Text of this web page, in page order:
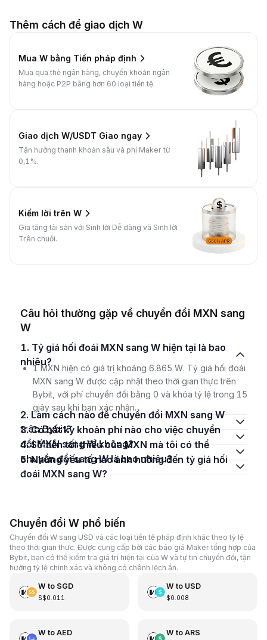
Thêm cách để giao dịch W
Mua W bằng Tiền pháp định
Mua qua thẻ ngân hàng, chuyển khoản ngân
hàng hoặc P2P bằng hơn 60 loại tiền tệ.
Giao dịch W/USDT Giao ngay
Tận hưởng thanh khoản sâu và phí Maker từ
0,1%.
Kiếm lời trên W
Gia tăng tài sản với Sinh lời Dễ dàng và Sinh lời
Trên chuỗi.
Câu hỏi thường gặp về chuyển đổi MXN sang
W
1. Tỷ giá hối đoái MXN sang W hiện tại là bao
nhiêu?
1 MXN hiện có giá trị khoảng 6.865 W. Tỷ giá hối đoái
MXN sang W được cập nhật theo thời gian thực trên
Bybit, với phí chuyển đổi bằng 0 và khóa tỷ lệ trong 15
giây sau khi bạn xác nhận.
2. Làm cách nào để chuyển đổi MXN sang W
trên Bybit?
3. Có bất kỳ khoản phí nào cho việc chuyển
đổi MXN sang W không?
4. Số tiền tối thiểu của MXN mà tôi có thể
chuyển đổi sang W là bao nhiêu?
5. Những yếu tố nào ảnh hưởng đến tỷ giá hối
đoái MXN sang W?
Chuyển đổi W phổ biến
Chuyển đổi W sang USD và các loại tiền tệ pháp định khác theo tỷ lệ
theo thời gian thực. Được cung cấp bởi các báo giá Maker tổng hợp của
Bybit, bạn có thể kiểm tra giá trị hiện tại của W và tự tin chuyển đổi, tận
hưởng tỷ lệ chính xác và không có chênh lệch ẩn.
W to SGD
S$0.011
W to USD
$0.008
W to AED W to ARS